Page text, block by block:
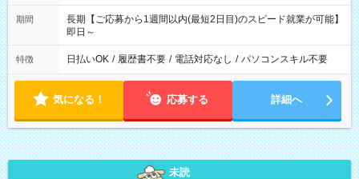
期間
長期【ご応募から1週間以内(最短2日目)のスピード就業が可能】
即日～
特徴 日払いOK / 履歴書不要 / 電話対応なし / パソコンスキル不要
気になる！ 応募する 詳細へ
未読